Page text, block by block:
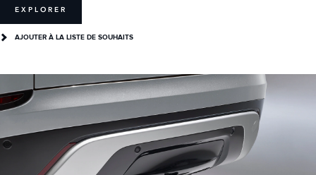
EXPLORER
AJOUTER À LA LISTE DE SOUHAITS